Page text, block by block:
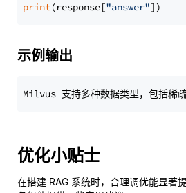
print(response["answer"
示例输出
优化小贴士
在搭建 RAG 系统时，合理调优能显著